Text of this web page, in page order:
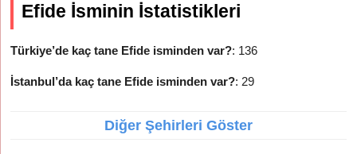
Efide İsminin İstatistikleri
Türkiye’de kaç tane Efide isminden var?: 136
İstanbul’da kaç tane Efide isminden var?: 29
Diğer Şehirleri Göster